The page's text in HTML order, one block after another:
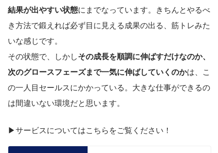
結果が出やすい状態にまでなっています。きちんとやるべ
き方法で鍛えれば必ず目に見える成果の出る、筋トレみた
いな感じです。
その状態で、しかしその成長を順調に伸ばすだけなのか、
次のグロースフェーズまで一気に伸ばしていくのかは、こ
の一人目セールスにかかっている。大きな仕事ができるの
は間違いない環境だと思います。
▶︎サービスについてはこちらをご覧ください！